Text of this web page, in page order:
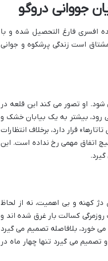
جووانی دروگو
افسری فارغ التحصیل شده و با
است زندگی پرشکوه و جوانی
شود. او تصور می کند این قلعه در
رود، بیشتر به یک بیابان خشک و
قرار دارد، برخلاف انتظارات
اتفاق مهمی رخ نداده است. این
دژ کهنه و بی اهمیت، نه از لحاظ
کسالت بار غرق شده اند و
خورد، بلافاصله تصمیم می گیرد
تصمیم می گیرد تنها چهار ماه در